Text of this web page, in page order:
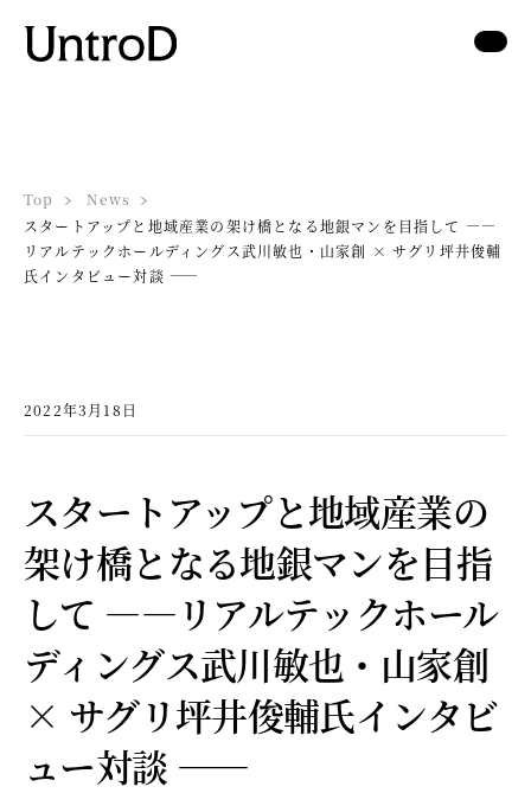
Top
News
スタートアップと地域産業の架け橋となる地銀マンを目指して —―
リアルテックホールディングス武川敏也・山家創 × サグリ坪井俊輔
氏インタビュー対談 ――
2022年3月18日
スタートアップと地域産業の
架け橋となる地銀マンを目指
して —―リアルテックホール
ディングス武川敏也・山家創
× サグリ坪井俊輔氏インタビ
ュー対談 ――